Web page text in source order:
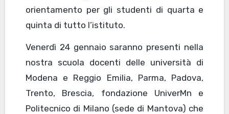
orientamento per gli studenti di quarta e
quinta di tutto l’istituto.
Venerdì 24 gennaio saranno presenti nella
nostra scuola docenti delle università di
Modena e Reggio Emilia, Parma, Padova,
Trento, Brescia, fondazione UniverMn e
Politecnico di Milano (sede di Mantova) che